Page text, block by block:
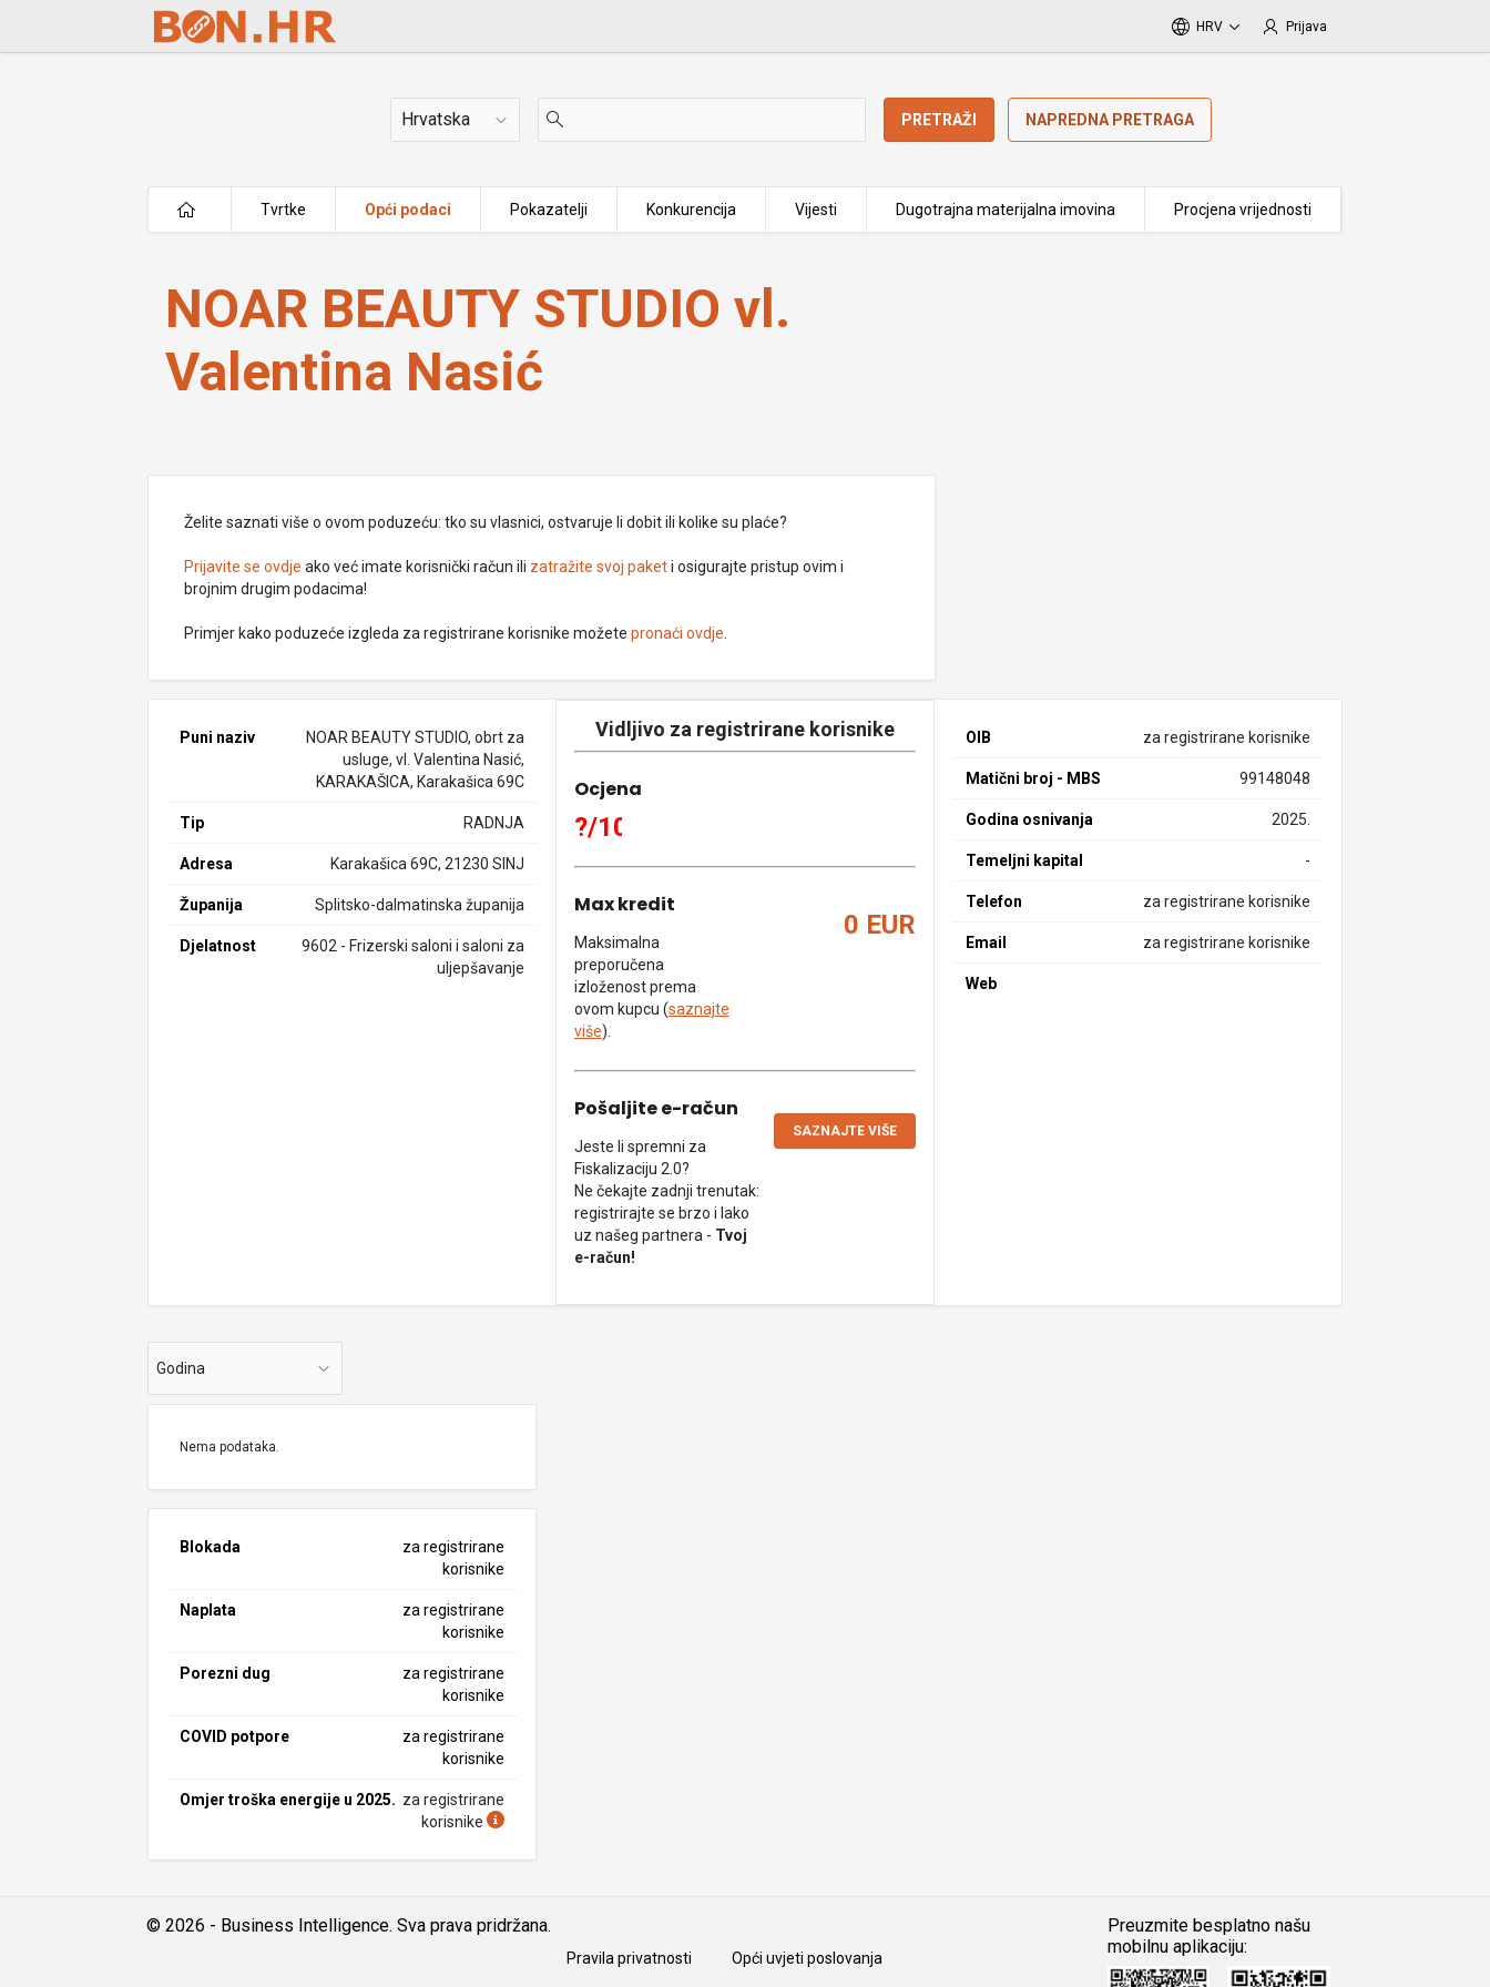
Skip to Main Content
HRV Prijava
Država PRETRAŽI NAPREDNA PRETRAGA
Tvrtke Opći podaci Pokazatelji Konkurencija Vijesti Dugotrajna materijalna imovina Procjena vrijednosti
NOAR BEAUTY STUDIO vl. Valentina Nasić
NOAR BEAUTY STUDIO vl.
Valentina Nasić
Želite saznati više o ovom poduzeću: tko su vlasnici, ostvaruje li dobit ili kolike su plaće?
Prijavite se ovdje ako već imate korisnički račun ili zatražite svoj paketi osigurajte pristup ovim i
brojnim drugim podacima!
Primjer kako poduzeće izgleda za registrirane korisnike možetepronaći ovdje
Puni naziv
NOAR BEAUTY STUDIO, obrt za
usluge, vl. Valentina Nasić,
KARAKAŠICA, Karakašica 69C
Tip RADNJA
Adresa Karakašica 69C, 21230 SINJ
Županija Splitsko-dalmatinska županija
Djelatnost
9602 - Frizerski saloni i saloni za
uljepšavanje
Vidljivo za registrirane korisnike
Ocjena
?/10
Max kredit
Maksimalna
preporučena
izloženost prema
ovom kupcu (saznajte
više).
0 EUR
Pošaljite e-račun
Jeste li spremni za
Fiskalizaciju 2.0?
Ne čekajte zadnji trenutak:
registrirajte se brzo i lako
uz našeg partnera - Tvoj
e-račun!
SAZNAJTE VIŠE
OIB za registrirane korisnike
Matični broj - MBS 99148048
Godina osnivanja 2025.
Temeljni kapital -
Telefon za registrirane korisnike
Email za registrirane korisnike
Web
Godina
Nema podataka.
Blokada
za registrirane
korisnike
Naplata
za registrirane
korisnike
Porezni dug
za registrirane
korisnike
COVID potpore
za registrirane
korisnike
Omjer troška energije u 2025. za registrirane
korisnike
© 2026 - Business Intelligence. Sva prava pridržana.
Pravila privatnosti Opći uvjeti poslovanja
Preuzmite besplatno našu
mobilnu aplikaciju:
Android iOS